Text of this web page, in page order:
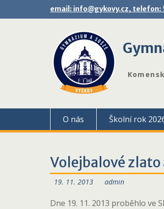
email: info@gykovy.cz, telefon:
O nás Školní rok
Volejbalové
19. 11. 2013 admin
Dne 19. 11. 2013 proběhlo ve